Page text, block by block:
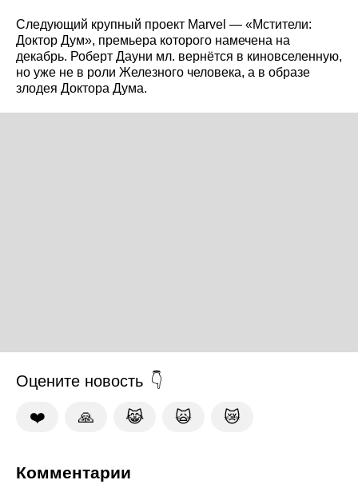
Следующий крупный проект Marvel — «Мстители:
Доктор Дум», премьера которого намечена на
декабрь. Роберт Дауни мл. вернётся в киновселенную,
но уже не в роли Железного человека, а в образе
злодея Доктора Дума.
Оцените новость
❤️ 🙏 😹 🙀 😿
Комментарии